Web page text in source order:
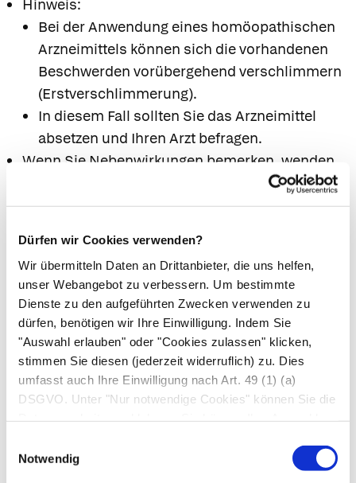
Dürfen wir Cookies verwenden?
Wir übermitteln Daten an Drittanbieter, die uns helfen,
unser Webangebot zu verbessern. Um bestimmte
Dienste zu den aufgeführten Zwecken verwenden zu
dürfen, benötigen wir Ihre Einwilligung. Indem Sie
"Auswahl erlauben" oder "Cookies zulassen" klicken,
stimmen Sie diesen (jederzeit widerruflich) zu. Dies
umfasst auch Ihre Einwilligung nach Art. 49 (1) (a)
DSGVO. Unter "Nur notwendige Cookies" können Sie die
Notwendig
Hinweis:
Bei der Anwendung eines homöopathischen
Arzneimittels können sich die vorhandenen
Beschwerden vorübergehend verschlimmern
(Erstverschlimmerung).
In diesem Fall sollten Sie das Arzneimittel
absetzen und Ihren Arzt befragen.
Wenn Sie Nebenwirkungen bemerken, wenden
Sie sich an Ihren Arzt oder Apotheker. Dies gilt
auch für Nebenwirkungen, die nicht angegeben
7. Wechselwirkungen
Wechselwirkungen
Die Wirkung eines homöopathischen
Arzneimittels kann durch allgemein
schädigende Faktoren in der Lebensweise und
durch Reiz- und Genussmittel ungünstig
wenn Sie andere Arzneimittel anwenden,